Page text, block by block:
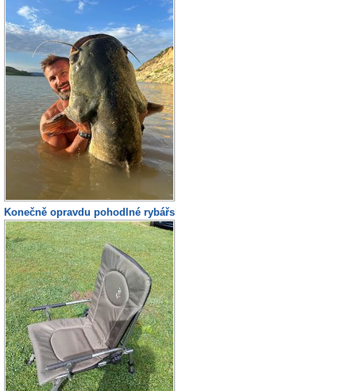
Konečně opravdu pohodlné rybářské křeslo